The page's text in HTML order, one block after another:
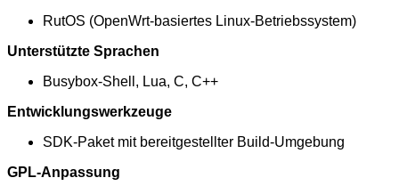
RutOS (OpenWrt-basiertes Linux-Betriebssystem)
Unterstützte Sprachen
Busybox-Shell, Lua, C, C++
Entwicklungswerkzeuge
SDK-Paket mit bereitgestellter Build-Umgebung
GPL-Anpassung